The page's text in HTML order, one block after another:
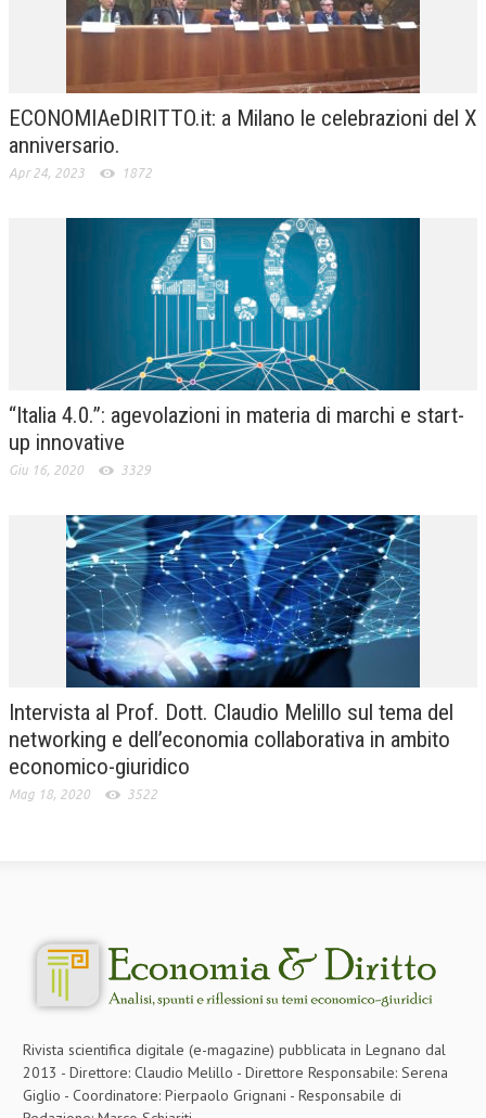
ECONOMIAeDIRITTO.it: a Milano le celebrazioni del X
anniversario.
Apr 24, 2023 1872
“Italia 4.0.”: agevolazioni in materia di marchi e start-
up innovative
Giu 16, 2020 3329
Intervista al Prof. Dott. Claudio Melillo sul tema del
networking e dell’economia collaborativa in ambito
economico-giuridico
Mag 18, 2020 3522
Rivista scientifica digitale (e-magazine) pubblicata in Legnano dal
2013 - Direttore: Claudio Melillo - Direttore Responsabile: Serena
Giglio - Coordinatore: Pierpaolo Grignani - Responsabile di